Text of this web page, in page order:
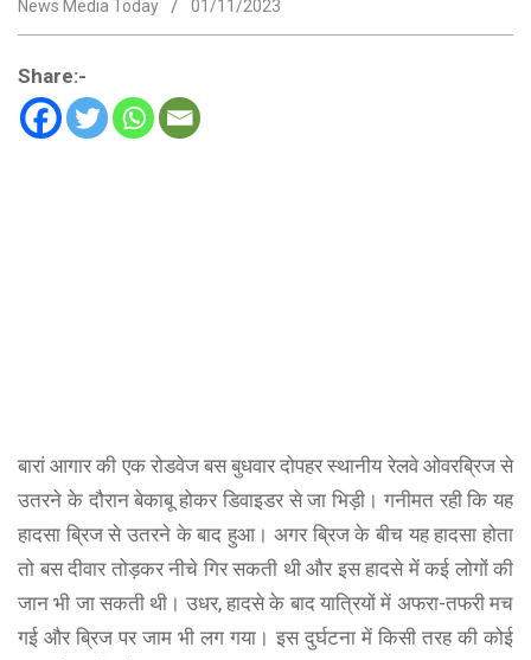
News Media Today 01/11/2023
Share:-
बारां आगार की एक रोडवेज बस बुधवार दोपहर स्थानीय रेलवे ओवरब्रिज से
उतरने के दौरान बेकाबू होकर डिवाइडर से जा भिड़ी। गनीमत रही कि यह
हादसा ब्रिज से उतरने के बाद हुआ। अगर ब्रिज के बीच यह हादसा होता
तो बस दीवार तोड़कर नीचे गिर सकती थी और इस हादसे में कई लोगों की
जान भी जा सकती थी। उधर, हादसे के बाद यात्रियों में अफरा-तफरी मच
गई और ब्रिज पर जाम भी लग गया। इस दुर्घटना में किसी तरह की कोई